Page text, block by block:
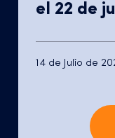
el 22 de
14 de Julio de